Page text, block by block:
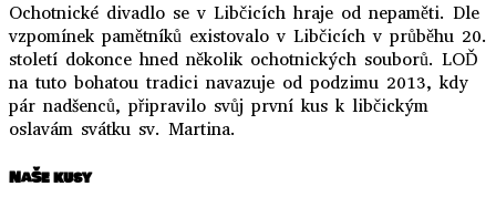
Ochotnické divadlo se v Libčicích hraje od nepaměti. Dle
vzpomínek pamětníků existovalo v Libčicích v průběhu 20.
století dokonce hned několik ochotnických souborů. LOĎ
na tuto bohatou tradici navazuje od podzimu 2013, kdy
pár nadšenců, připravilo svůj první kus k libčickým
oslavám svátku sv. Martina.
NaŠe kusy